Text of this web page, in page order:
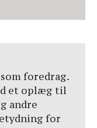
foredrag.
et oplæg til
andre
for